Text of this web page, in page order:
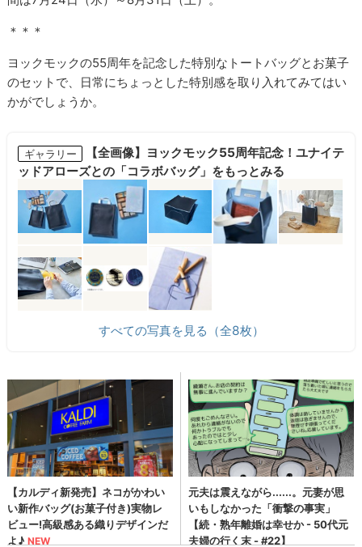
＊＊＊
ヨックモックの55周年を記念した特別なトートバッグとお菓子
のセットで、日常にちょっとした特別感を取り入れてみてはい
かがでしょうか。
ギャラリー
【全画像】ヨックモック55周年記念！ユナイテ
ッドアローズとの「コラボバッグ」をもっとみる
すべての写真を見る（全8枚）